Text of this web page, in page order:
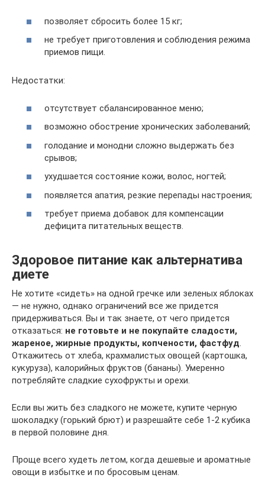
позволяет сбросить более 15 кг;
не требует приготовления и соблюдения режима
приемов пищи.
Недостатки:
отсутствует сбалансированное меню;
возможно обострение хронических заболеваний;
голодание и монодни сложно выдержать без
срывов;
ухудшается состояние кожи, волос, ногтей;
появляется апатия, резкие перепады настроения;
требует приема добавок для компенсации
дефицита питательных веществ.
Здоровое питание как альтернатива
диете
Не хотите «сидеть» на одной гречке или зеленых яблоках
— не нужно, однако ограничений все же придется
придерживаться. Вы и так знаете, от чего придется
отказаться: не готовьте и не покупайте сладости,
жареное, жирные продукты, копчености, фастфуд.
Откажитесь от хлеба, крахмалистых овощей (картошка,
кукуруза), калорийных фруктов (бананы). Умеренно
потребляйте сладкие сухофрукты и орехи.
Если вы жить без сладкого не можете, купите черную
шоколадку (горький брют) и разрешайте себе 1-2 кубика
в первой половине дня.
Проще всего худеть летом, когда дешевые и ароматные
овощи в избытке и по бросовым ценам.